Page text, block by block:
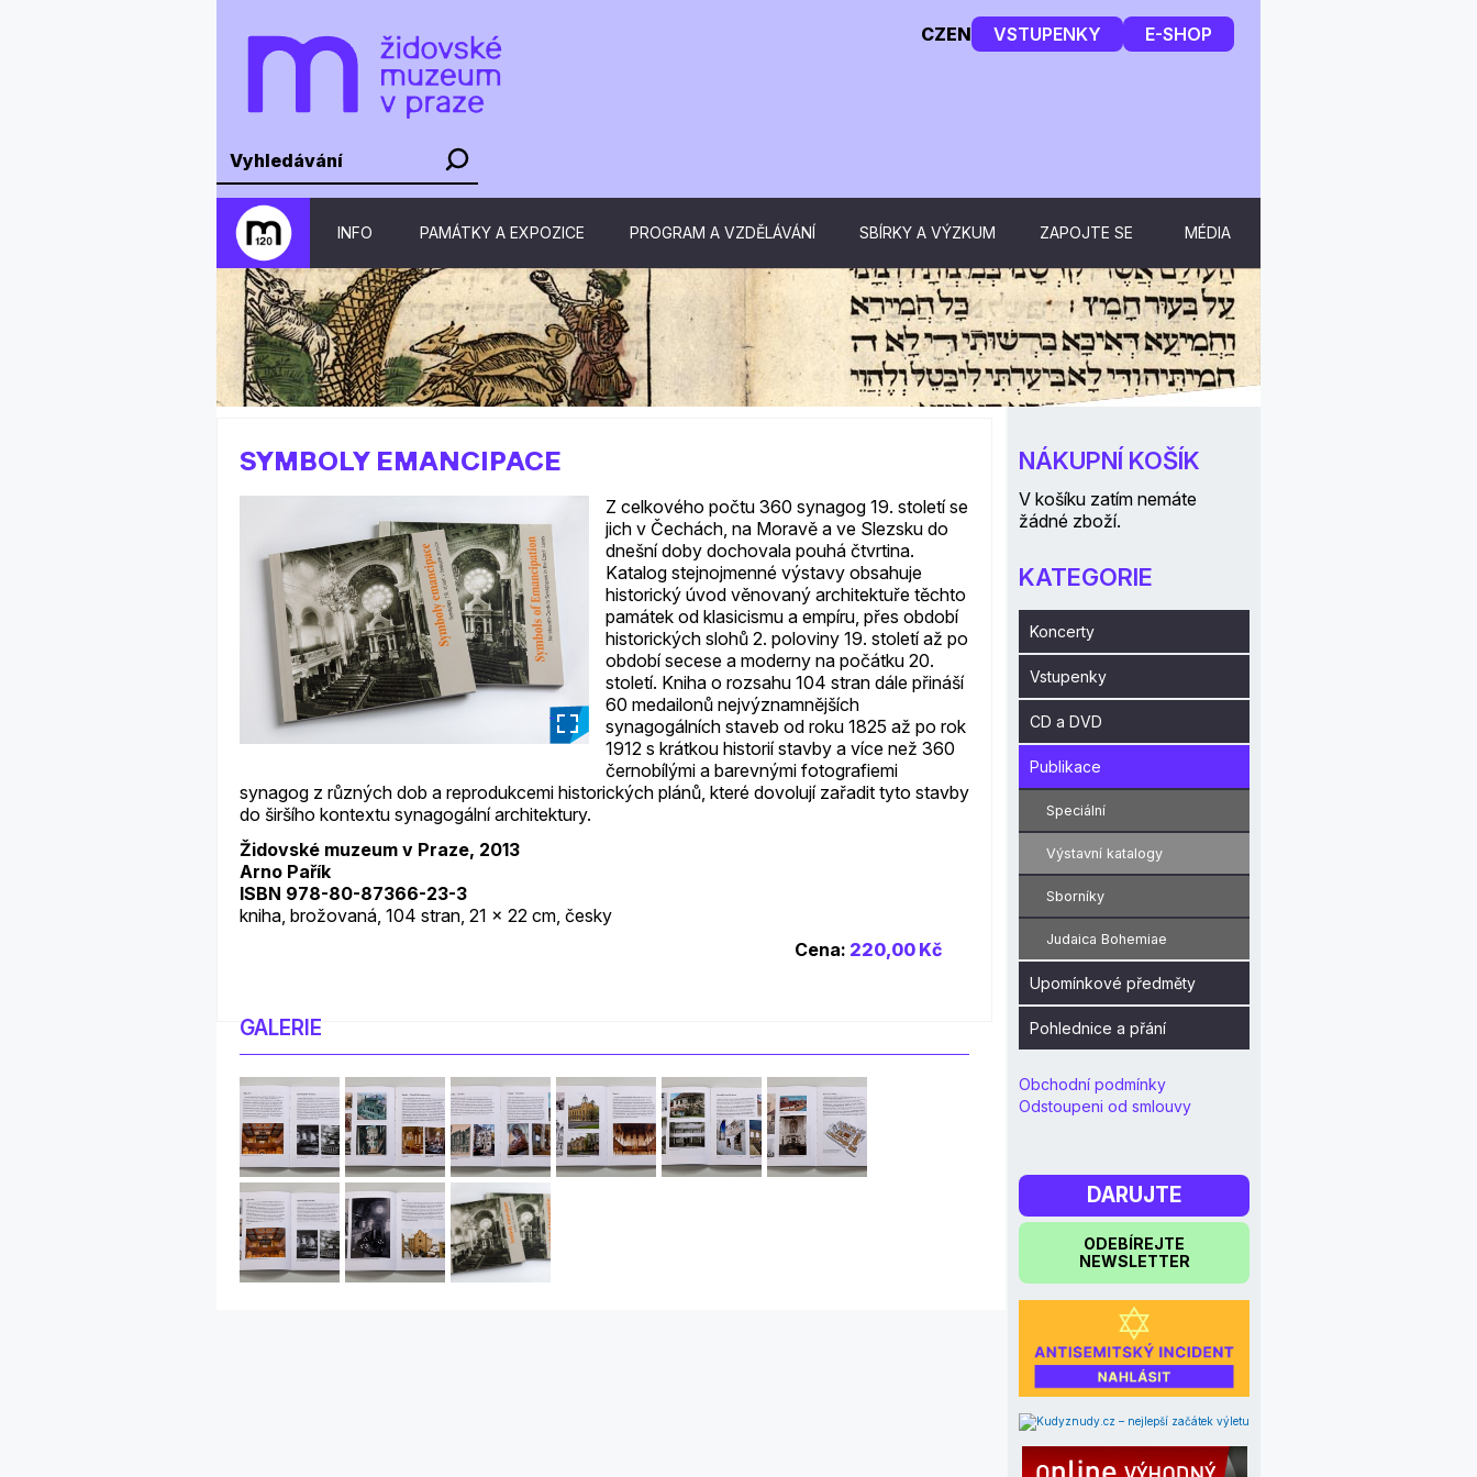
CZEN VSTUPENKY E-SHOP
INFO PAMÁTKY A EXPOZICE PROGRAM A VZDĚLÁVÁNÍ SBÍRKY A VÝZKUM ZAPOJTE SE MÉDIA
SYMBOLY EMANCIPACE
Z celkového počtu 360 synagog 19. století se
jich v Čechách, na Moravě a ve Slezsku do
dnešní doby dochovala pouhá čtvrtina.
Katalog stejnojmenné výstavy obsahuje
historický úvod věnovaný architektuře těchto
památek od klasicismu a empíru, přes období
historických slohů 2. poloviny 19. století až po
období secese a moderny na počátku 20.
století. Kniha o rozsahu 104 stran dále přináší
60 medailonů nejvýznamnějších
synagogálních staveb od roku 1825 až po rok
1912 s krátkou historií stavby a více než 360
černobílými a barevnými fotografiemi
synagog z různých dob a reprodukcemi historických plánů, které dovolují zařadit tyto stavby
do širšího kontextu synagogální architektury.
Židovské muzeum v Praze, 2013
Arno Pařík
ISBN 978-80-87366-23-3
kniha, brožovaná, 104 stran, 21 x 22 cm, česky
Cena: 220,00 Kč
GALERIE
NÁKUPNÍ KOŠÍK
V košíku zatím nemáte
žádné zboží.
KATEGORIE
Koncerty
Vstupenky
CD a DVD
Publikace
Speciální
Výstavní katalogy
Sborníky
Judaica Bohemiae
Upomínkové předměty
Pohlednice a přání
Obchodní podmínky
Odstoupeni od smlouvy
DARUJTE
ODEBÍREJTE
NEWSLETTER